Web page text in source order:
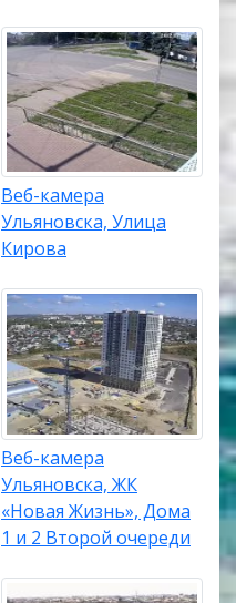
Веб-камера
Ульяновска, Улица
Кирова
Веб-камера
Ульяновска, ЖК
«Новая Жизнь», Дома
1 и 2 Второй очереди